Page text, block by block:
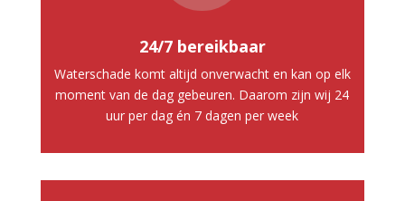
24/7 bereikbaar
Waterschade komt altijd onverwacht en kan op elk
moment van de dag gebeuren. Daarom zijn wij 24
uur per dag én 7 dagen per week